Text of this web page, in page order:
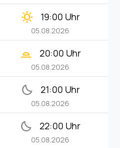
clear_day 19:00 Uhr
05.08.2026
wb_twilight_2 20:00 Uhr
05.08.2026
bedtime 21:00 Uhr
05.08.2026
bedtime 22:00 Uhr
05.08.2026